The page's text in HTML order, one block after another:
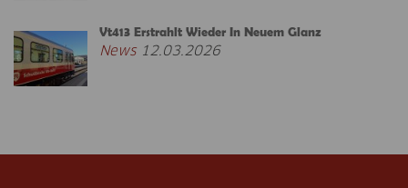
Vt413 Erstrahlt Wieder In Neuem Glanz
News12.03.2026